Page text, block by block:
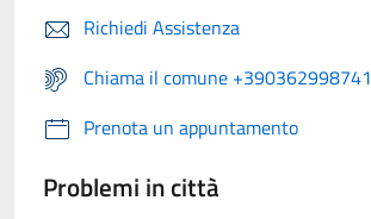
Richiedi Assistenza
Chiama il comune +390362998741
Prenota un appuntamento
Problemi in città